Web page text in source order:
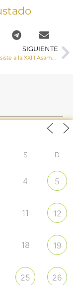
SIGUIENTE
El Sr. Obispo asiste a la XXIII Asamblea de Cáritas Diocesana de Cuenca
S D
4 5
11 12
18 19
25 26